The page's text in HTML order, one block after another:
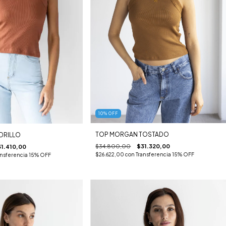
15% OFF
10%OFF
TOP MORGAN TOSTADO
$34.800,00 $31.320,00
$26.622,00con Transferencia 15% OFF